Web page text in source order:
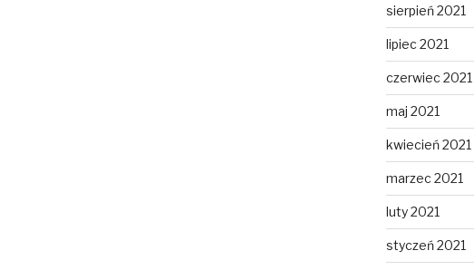
sierpień 2021
lipiec 2021
czerwiec 2021
maj 2021
kwiecień 2021
marzec 2021
luty 2021
styczeń 2021